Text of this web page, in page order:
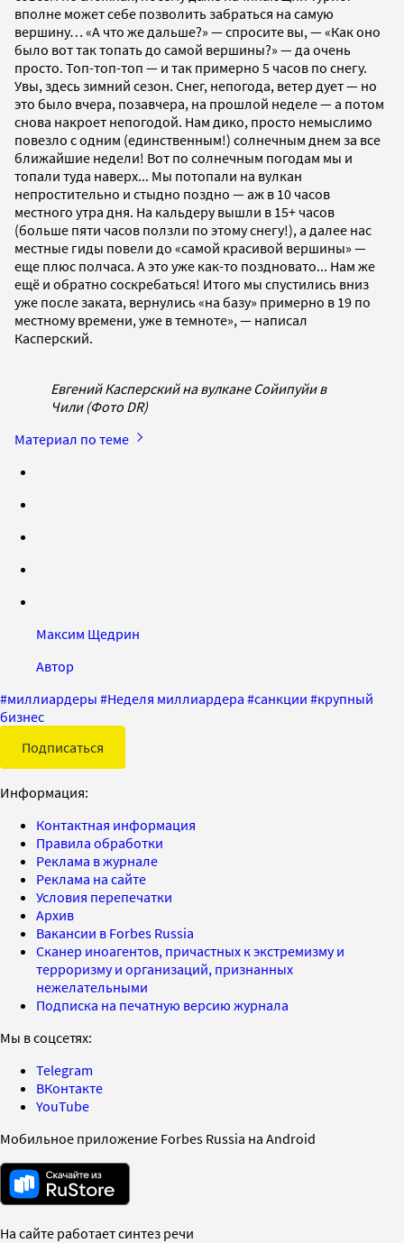
вполне может себе позволить забраться на самую
вершину… «А что же дальше?» — спросите вы, — «Как оно
было вот так топать до самой вершины?» — да очень
просто. Топ-топ-топ — и так примерно 5 часов по снегу.
Увы, здесь зимний сезон. Снег, непогода, ветер дует — но
это было вчера, позавчера, на прошлой неделе — а потом
снова накроет непогодой. Нам дико, просто немыслимо
повезло с одним (единственным!) солнечным днем за все
ближайшие недели! Вот по солнечным погодам мы и
топали туда наверх... Мы потопали на вулкан
непростительно и стыдно поздно — аж в 10 часов
местного утра дня. На кальдеру вышли в 15+ часов
(больше пяти часов ползли по этому снегу!), а далее нас
местные гиды повели до «самой красивой вершины» —
еще плюс полчаса. А это уже как-то поздновато... Нам же
ещё и обратно соскребаться! Итого мы спустились вниз
уже после заката, вернулись «на базу» примерно в 19 по
местному времени, уже в темноте», — написал
Касперский.
Евгений Касперский на вулкане Сойипуйи в
Чили (Фото DR)
Материал по теме
Максим Щедрин
Автор
#миллиардеры #Неделя миллиардера #санкции #крупный
бизнес
Подписаться
Информация:
Контактная информация
Правила обработки
Реклама в журнале
Реклама на сайте
Условия перепечатки
Архив
Вакансии в Forbes Russia
Сканер иноагентов, причастных к экстремизму и
терроризму и организаций, признанных
нежелательными
Подписка на печатную версию журнала
Мы в соцсетях:
Telegram
ВКонтакте
YouTube
Мобильное приложение Forbes Russia на Android
На сайте работает синтез речи